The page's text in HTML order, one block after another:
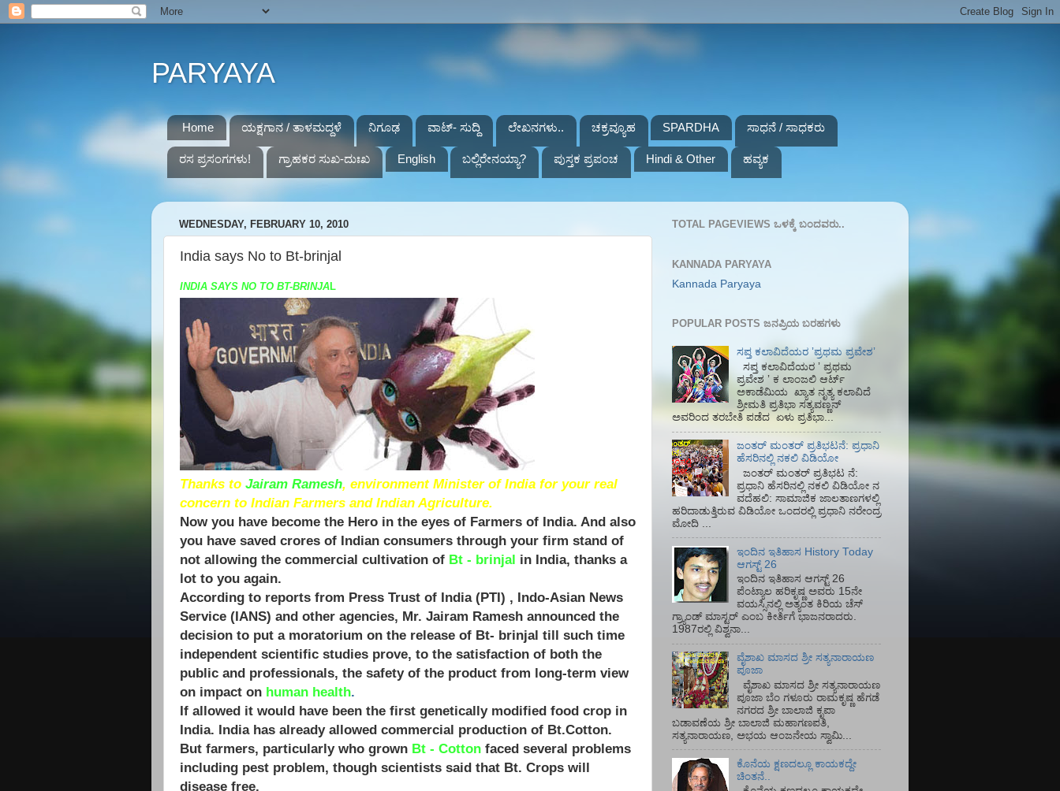
PARYAYA
Home ಯಕ್ಷಗಾನ / ತಾಳಮದ್ದಳೆ ನಿಗೂಢ ವಾಟ್- ಸುದ್ದಿ ಲೇಖನಗಳು.. ಚಕ್ರವ್ಯೂಹ SPARDHA ಸಾಧನೆ / ಸಾಧಕರು
ರಸ ಪ್ರಸಂಗಗಳು! ಗ್ರಾಹಕರ ಸುಖ-ದುಃಖ English ಬಲ್ಲಿರೇನಯ್ಯಾ? ಪುಸ್ತಕ ಪ್ರಪಂಚ Hindi & Other ಹವ್ಯಕ
WEDNESDAY, FEBRUARY 10, 2010
India says No to Bt-brinjal
INDIA SAYS NO TO BT-BRINJAL
Thanks to Jairam Ramesh, environment Minister of India for your real
concern to Indian Farmers and Indian Agriculture.
Now you have become the Hero in the eyes of Farmers of India. And also
you have saved crores of Indian consumers through your firm stand of
not allowing the commercial cultivation of Bt - brinjal in India, thanks a
lot to you again.
According to reports from Press Trust of India (PTI) , Indo-Asian News
Service (IANS) and other agencies, Mr. Jairam Ramesh announced the
decision to put a moratorium on the release of Bt- brinjal till such time
independent scientific studies prove, to the satisfaction of both the
public and professionals, the safety of the product from long-term view
on impact on human health.
If allowed it would have been the first genetically modified food crop in
India. India has already allowed commercial production of Bt.Cotton.
But farmers, particularly who grown Bt - Cotton faced several problems
including pest problem, though scientists said that Bt. Crops will
disease free.
TOTAL PAGEVIEWS ಒಳಕ್ಕೆ ಬಂದವರು..
KANNADA PARYAYA
Kannada Paryaya
POPULAR POSTS ಜನಪ್ರಿಯ ಬರಹಗಳು
ಸಪ್ತ ಕಲಾವಿದೆಯರ ʼಪ್ರಥಮ ಪ್ರವೇಶʼ
ಸಪ್ತ ಕಲಾವಿದೆಯರ ʼ ಪ್ರಥಮ
ಪ್ರವೇಶ ʼ ಕ ಲಾಂಜಲಿ ಆರ್ಟ್
ಅಕಾಡೆಮಿಯ‌ ಖ್ಯಾತ ನೃತ್ಯ ಕಲಾವಿದೆ
ಶ್ರೀಮತಿ ಪ್ರತಿಭಾ ಸತ್ಯವಣ್ಣನ್
ಅವರಿಂದ ತರಬೇತಿ ಪಡೆದ ಏಳು ಪ್ರತಿಭಾ...
ಜಂತರ್ ಮಂತರ್ ಪ್ರತಿಭಟನೆ: ಪ್ರಧಾನಿ
ಹೆಸರಿನಲ್ಲಿ ನಕಲಿ ವಿಡಿಯೋ
ಜಂತರ್ ಮಂತರ್ ಪ್ರತಿಭಟ ನೆ:
ಪ್ರಧಾನಿ ಹೆಸರಿನಲ್ಲಿ ನಕಲಿ ವಿಡಿಯೋ ನ
ವದೆಹಲಿ: ಸಾಮಾಜಿಕ ಜಾಲತಾಣಗಳಲ್ಲಿ
ಹರಿದಾಡುತ್ತಿರುವ ವಿಡಿಯೋ ಒಂದರಲ್ಲಿ ಪ್ರಧಾನಿ ನರೇಂದ್ರ
ಮೋದಿ ...
ಇಂದಿನ ಇತಿಹಾಸ History Today
ಆಗಸ್ಟ್ 26
ಇಂದಿನ ಇತಿಹಾಸ ಆಗಸ್ಟ್ 26
ಪೆಂಟ್ಯಾಲ ಹರಿಕೃಷ್ಣ ಅವರು 15ನೇ
ವಯಸ್ಸಿನಲ್ಲಿ ಅತ್ಯಂತ ಕಿರಿಯ ಚೆಸ್
ಗ್ರ್ಯಾಂಡ್ ಮಾಸ್ಟರ್ ಎಂಬ ಕೀರ್ತಿಗೆ ಭಾಜನರಾದರು.
1987ರಲ್ಲಿ ವಿಶ್ವನಾ...
ವೈಶಾಖ ಮಾಸದ ಶ್ರೀ ಸತ್ಯನಾರಾಯಣ
ಪೂಜಾ
ವೈಶಾಖ ಮಾಸದ ಶ್ರೀ ಸತ್ಯನಾರಾಯಣ
ಪೂಜಾ ಬೆಂ ಗಳೂರು ರಾಮಕೃಷ್ಣ ಹೆಗಡೆ
ನಗರದ ಶ್ರೀ ಬಾಲಾಜಿ ಕೃಪಾ
ಬಡಾವಣೆಯ ಶ್ರೀ ಬಾಲಾಜಿ ಮಹಾಗಣಪತಿ,
ಸತ್ಯನಾರಾಯಣ, ಅಭಯ ಆಂಜನೇಯ ಸ್ವಾಮಿ...
ಕೊನೆಯ ಕ್ಷಣದಲ್ಲೂ ಕಾಯಕದ್ದೇ
ಚಿಂತನೆ..